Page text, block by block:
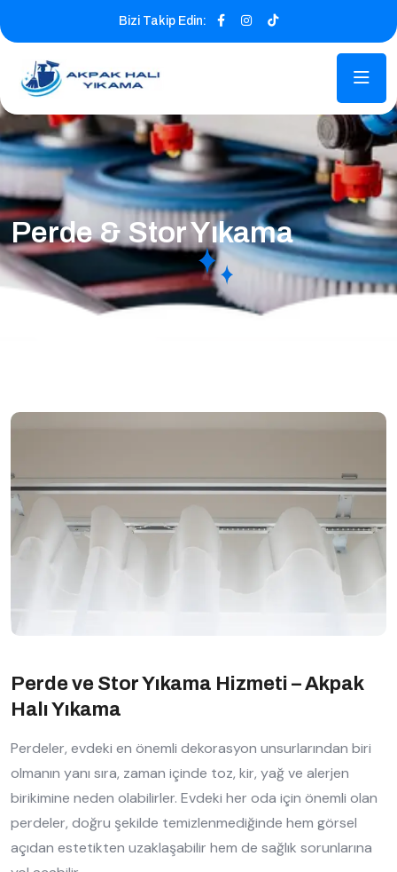
Bizi Takip Edin:
Perde & Stor Yıkama
Perde ve Stor Yıkama Hizmeti – Akpak
Halı Yıkama
Perdeler, evdeki en önemli dekorasyon unsurlarından biri
olmanın yanı sıra, zaman içinde toz, kir, yağ ve alerjen
birikimine neden olabilirler. Evdeki her oda için önemli olan
perdeler, doğru şekilde temizlenmediğinde hem görsel
açıdan estetikten uzaklaşabilir hem de sağlık sorunlarına